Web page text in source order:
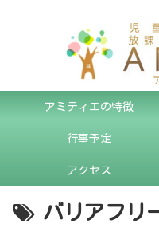
アミティエの特徴
行事予定
アクセス
バリアフリ